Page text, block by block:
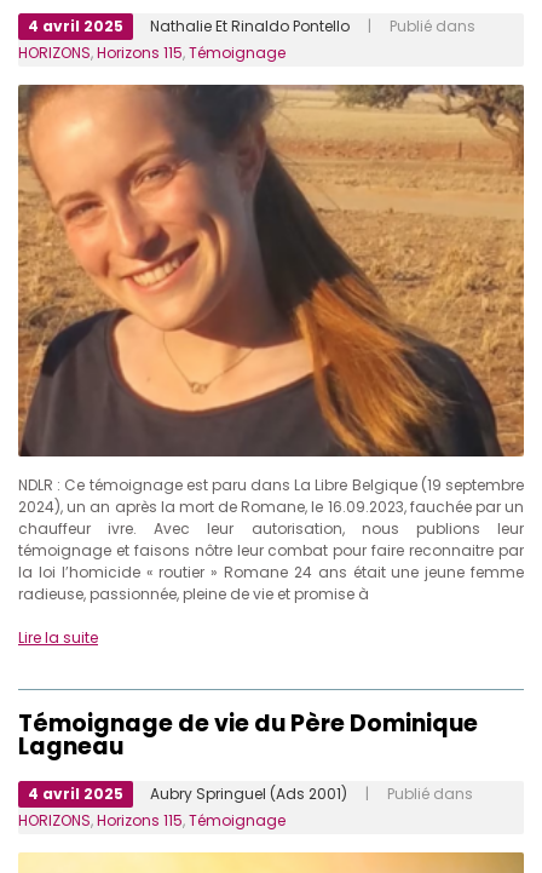
4 avril 2025 Nathalie Et Rinaldo Pontello | Publié dans
HORIZONS,Horizons 115,Témoignage
NDLR : Ce témoignage est paru dans La Libre Belgique (19 septembre
2024), un an après la mort de Romane, le 16.09.2023, fauchée par un
chauffeur ivre. Avec leur autorisation, nous publions leur
témoignage et faisons nôtre leur combat pour faire reconnaitre par
la loi l’homicide « routier » Romane 24 ans était une jeune femme
radieuse, passionnée, pleine de vie et promise à
Lire la suite
Témoignage de vie du Père Dominique
Lagneau
4 avril 2025 Aubry Springuel (Ads 2001) | Publié dans
HORIZONS,Horizons 115,Témoignage